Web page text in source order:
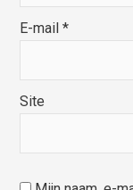
E-mail*
Site